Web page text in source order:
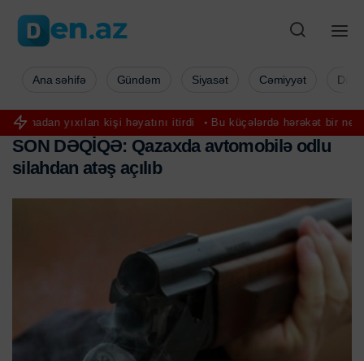
kişi həyatını itirdi Bu küçələrdə hərəkət bir neçə gün
Ana səhifə Gündəm Siyasət Cəmiyyət
SON DƏQİQƏ: Qazaxda avtomobilə odlu
silahdan atəş açılıb